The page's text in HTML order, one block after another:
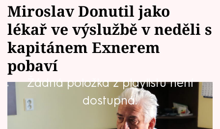
Témata
Celebrity
Vztahy
Seriály
Miroslav Donutil jako
lékař ve výslužbě v neděli s
kapitánem Exnerem
pobaví
Žádná položka z playlistu není
dostupná.
V každém dílu Kapitána Exnera můžete vidět
herecké hvězdy první velikosti. Tentokrát si
cynického lékaře zahrál Miroslav Donutil,